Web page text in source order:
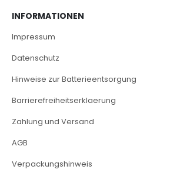
INFORMATIONEN
Impressum
Datenschutz
Hinweise zur Batterieentsorgung
Barrierefreiheitserklaerung
Zahlung und Versand
AGB
Verpackungshinweis